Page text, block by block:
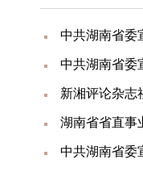
中共湖南省委
新湘评论杂志